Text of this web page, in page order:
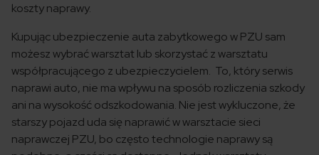
koszty naprawy.
Kupując ubezpieczenie auta zabytkowego w PZU sam
możesz wybrać warsztat lub skorzystać z warsztatu
współpracującego z ubezpieczycielem. To, który serwis
naprawi auto, nie ma wpływu na sposób rozliczenia szkody
ani na wysokość odszkodowania. Nie jest wykluczone, że
starszy pojazd uda się naprawić w warsztacie sieci
naprawczej PZU, bo często technologie naprawy są